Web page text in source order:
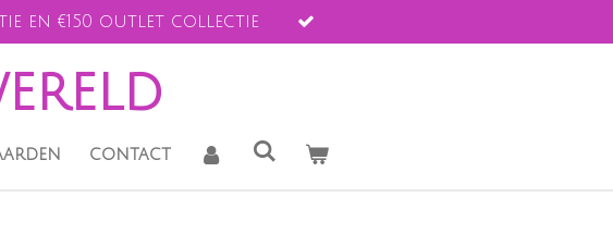
en €150 outlet collectie
contact